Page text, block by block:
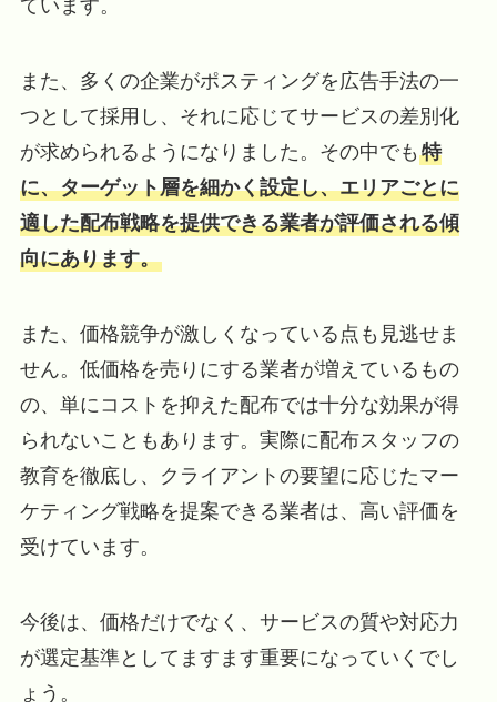
ています。
また、多くの企業がポスティングを広告手法の一
つとして採用し、それに応じてサービスの差別化
が求められるようになりました。その中でも 特
に、ターゲット層を細かく設定し、エリアごとに
適した配布戦略を提供できる業者が評価される傾
向にあります。
また、価格競争が激しくなっている点も見逃せま
せん。低価格を売りにする業者が増えているもの
の、単にコストを抑えた配布では十分な効果が得
られないこともあります。実際に配布スタッフの
教育を徹底し、クライアントの要望に応じたマー
ケティング戦略を提案できる業者は、高い評価を
受けています。
今後は、価格だけでなく、サービスの質や対応力
が選定基準としてますます重要になっていくでし
ょう。